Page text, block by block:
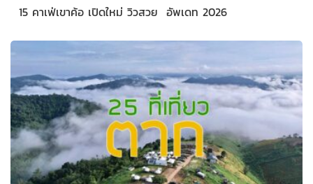
15 คาเฟ่เขาค้อ เปิดใหม่ วิวสวย อัพเดท 2026